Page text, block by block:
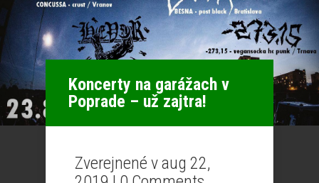
Koncerty na garážach v
Poprade – už zajtra!
Zverejnené v aug 22,